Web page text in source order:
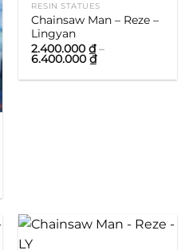
RESIN STATUES
Chainsaw Man – Reze –
Lingyan
2.400.000₫ –
6.400.000₫Khoảng
giá:
từ